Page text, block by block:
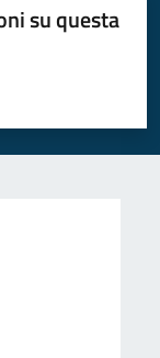
su questa